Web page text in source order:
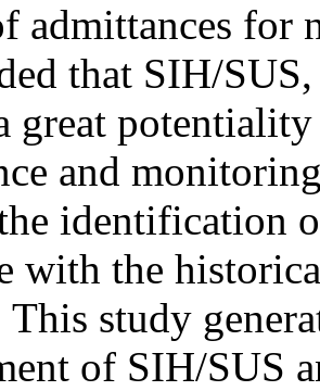
admittances for
that SIH/
great
and
identification
with the
study
of SIH/SUS